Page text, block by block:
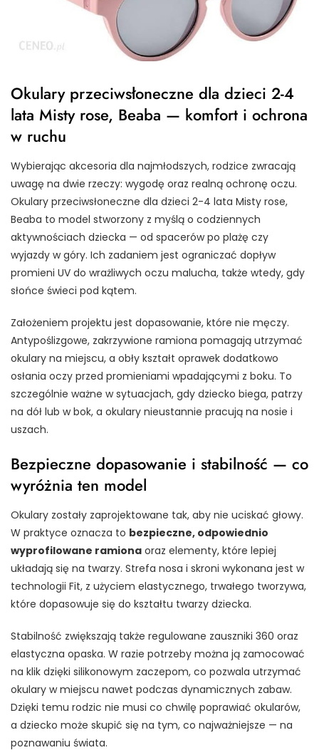
Okulary przeciwsłoneczne dla dzieci 2-4
lata Misty rose, Beaba — komfort i ochrona
w ruchu
Wybierając akcesoria dla najmłodszych, rodzice zwracają
uwagę na dwie rzeczy: wygodę oraz realną ochronę oczu.
Okulary przeciwsłoneczne dla dzieci 2-4 lata Misty rose,
Beaba to model stworzony z myślą o codziennych
aktywnościach dziecka — od spacerów po plażę czy
wyjazdy w góry. Ich zadaniem jest ograniczać dopływ
promieni UV do wrażliwych oczu malucha, także wtedy, gdy
słońce świeci pod kątem.
Założeniem projektu jest dopasowanie, które nie męczy.
Antypoślizgowe, zakrzywione ramiona pomagają utrzymać
okulary na miejscu, a obły kształt oprawek dodatkowo
osłania oczy przed promieniami wpadającymi z boku. To
szczególnie ważne w sytuacjach, gdy dziecko biega, patrzy
na dół lub w bok, a okulary nieustannie pracują na nosie i
uszach.
Bezpieczne dopasowanie i stabilność — co
wyróżnia ten model
Okulary zostały zaprojektowane tak, aby nie uciskać głowy.
W praktyce oznacza to bezpieczne, odpowiednio
wyprofilowane ramiona oraz elementy, które lepiej
układają się na twarzy. Strefa nosa i skroni wykonana jest w
technologii Fit, z użyciem elastycznego, trwałego tworzywa,
które dopasowuje się do kształtu twarzy dziecka.
Stabilność zwiększają także regulowane zauszniki 360 oraz
elastyczna opaska. W razie potrzeby można ją zamocować
na klik dzięki silikonowym zaczepom, co pozwala utrzymać
okulary w miejscu nawet podczas dynamicznych zabaw.
Dzięki temu rodzic nie musi co chwilę poprawiać okularów,
a dziecko może skupić się na tym, co najważniejsze — na
poznawaniu świata.